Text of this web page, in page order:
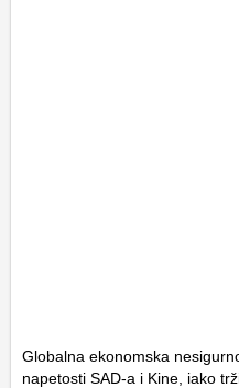
Globalna ekonomska
napetosti SAD-a i Kine, iako